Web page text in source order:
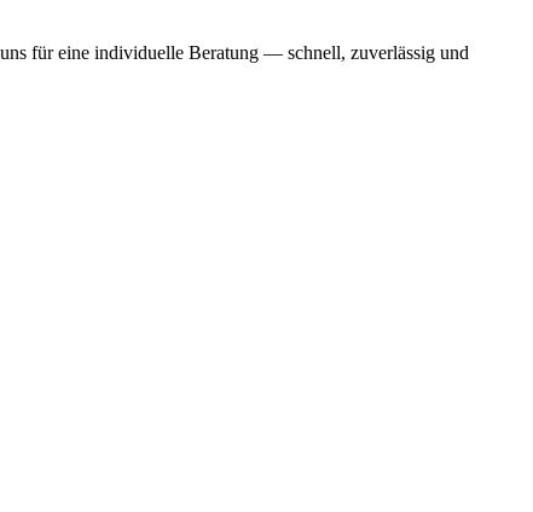
für eine individuelle Beratung — schnell, zuverlässig und